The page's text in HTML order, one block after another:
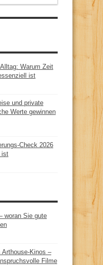
Alltag: Warum Zeit
ist
und private
Werte gewinnen
Check 2026
ist
woran Sie gute
Arthouse-Kinos –
Filme